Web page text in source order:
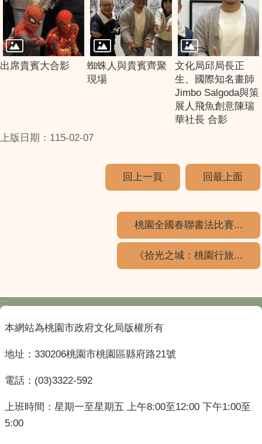
出席貴賓大合影
蜘蛛人與貴賓齊聚
現場
文化局邱局長正
生、國際知名畫師
Jimbo Salgoda與策
展人飛魚創意陳瑞
華社長 合影
上版日期：115-02-07
回上一頁 回最上面
桃園全國春聯書法比賽...
《拾光之城：桃園行旅...
:::
本網站為桃園市政府文化局版權所有
地址：330206桃園市桃園區縣府路21號
電話：(03)3322-592
上班時間：星期一至星期五 上午8:00至12:00 下午1:00至
5:00